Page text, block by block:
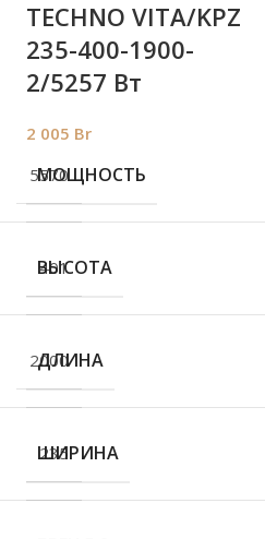
5570
401
2000
235
TECHNO VITA/KPZ
235-400-1900-
2/5257 Вт
2 005 Br
МОЩНОСТЬ
ВЫСОТА
ДЛИНА
ШИРИНА